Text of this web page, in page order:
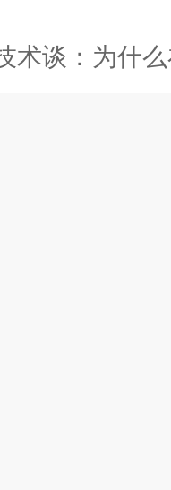
谈：为什么在生物实